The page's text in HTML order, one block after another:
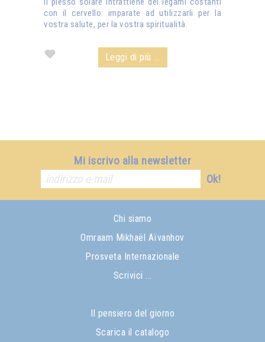
con il cervello: imparate ad utilizzarli per la
vostra salute, per la vostra spiritualità.
Leggi di più ...
Mi iscrivo alla newsletter
Ok!
Chi siamo
Omraam Mikhaël Aïvanhov
Prosveta Internazionale
Scrivici ...
Il pensiero del giorno
Scarica il catalogo